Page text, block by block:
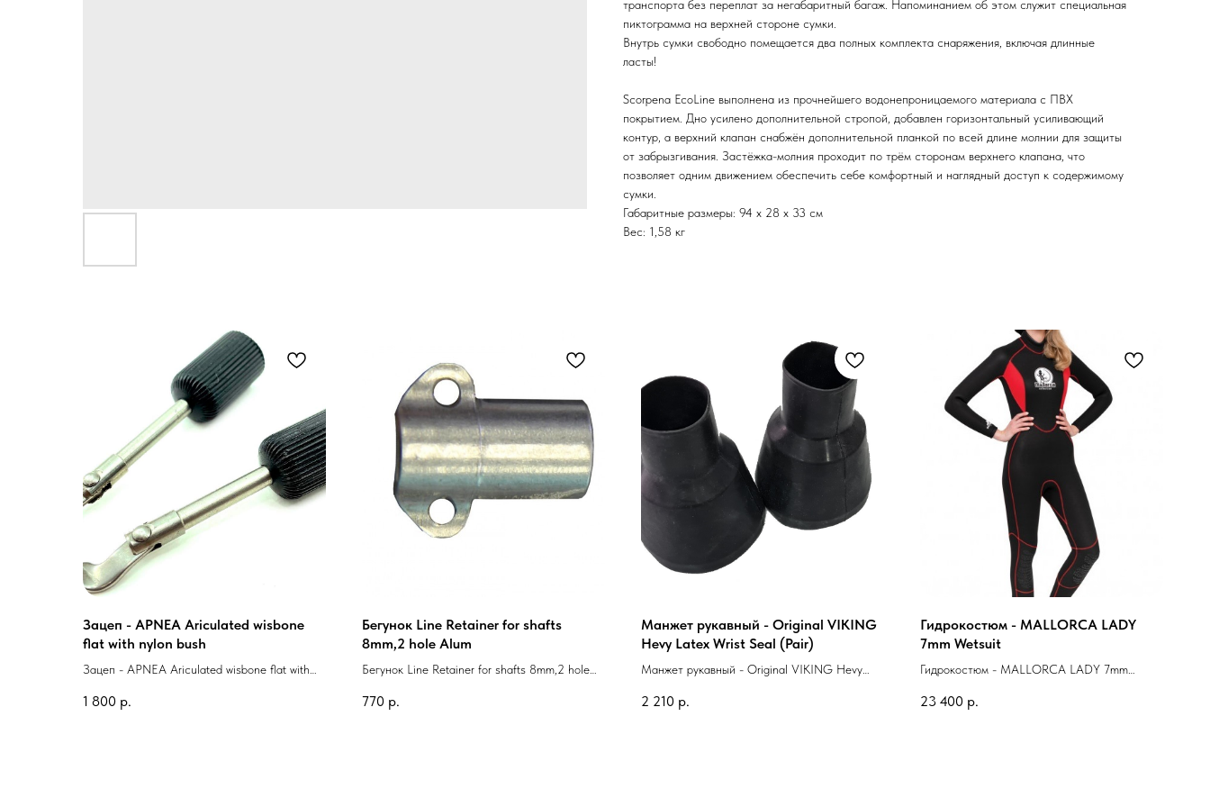
транспорта без переплат за негабаритный багаж. Напоминанием об этом служит специальная
пиктограмма на верхней стороне сумки.
Внутрь сумки свободно помещается два полных комплекта снаряжения, включая длинные
ласты!
Scorpena EcoLine выполнена из прочнейшего водонепроницаемого материала с ПВХ
покрытием. Дно усилено дополнительной стропой, добавлен горизонтальный усиливающий
контур, а верхний клапан снабжён дополнительной планкой по всей длине молнии для защиты
от забрызгивания. Застёжка-молния проходит по трём сторонам верхнего клапана, что
позволяет одним движением обеспечить себе комфортный и наглядный доступ к содержимому
сумки.
Габаритные размеры: 94 х 28 х 33 см
Вес: 1,58 кг
Зацеп - APNEA Ariculated wisbone
flat with nylon bush
Зацеп - APNEA Ariculated wisbone flat with
1 800 р.
Бегунок Line Retainer for shafts
8mm,2 hole Alum
Бегунок Line Retainer for shafts 8mm,2 hole
770 р.
Манжет рукавный - Original VIKING
Hevy Latex Wrist Seal (Pair)
Манжет рукавный - Original VIKING Hevy
2 210 р.
Гидрокостюм - MALLORCA LADY
7mm Wetsuit
Гидрокостюм - MALLORCA LADY 7mm
23 400 р.